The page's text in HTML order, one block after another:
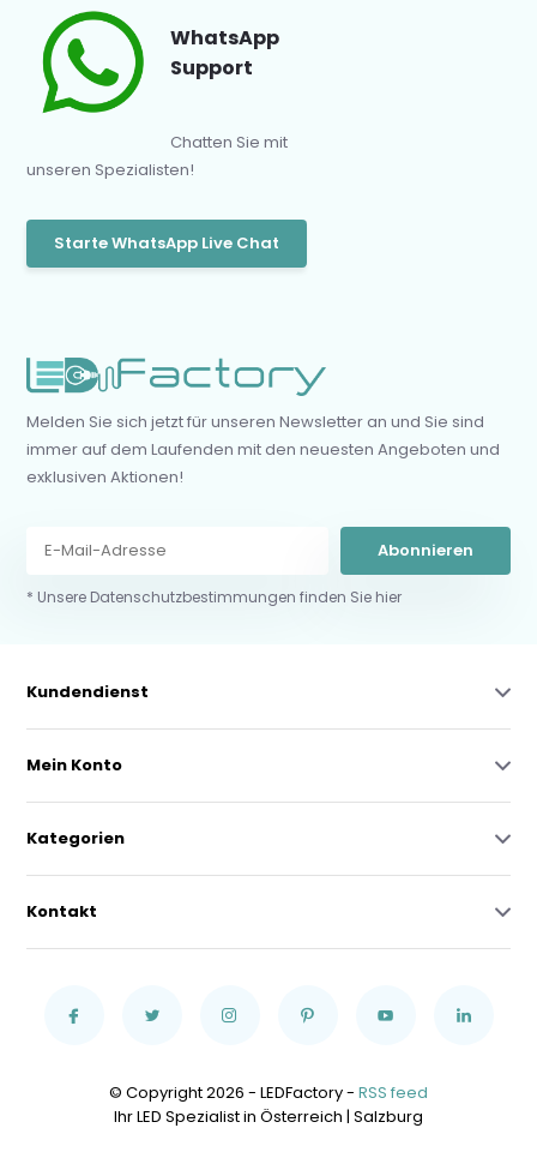
WhatsApp
Support
Chatten Sie mit
unseren Spezialisten!
Starte WhatsApp Live Chat
Melden Sie sich jetzt für unseren Newsletter an und Sie sind
immer auf dem Laufenden mit den neuesten Angeboten und
exklusiven Aktionen!
Abonnieren
* Unsere Datenschutzbestimmungen finden Sie hier
Kundendienst
Mein Konto
Kategorien
Kontakt
© Copyright 2026 - LEDFactory - RSS feed
Ihr LED Spezialist in Österreich | Salzburg